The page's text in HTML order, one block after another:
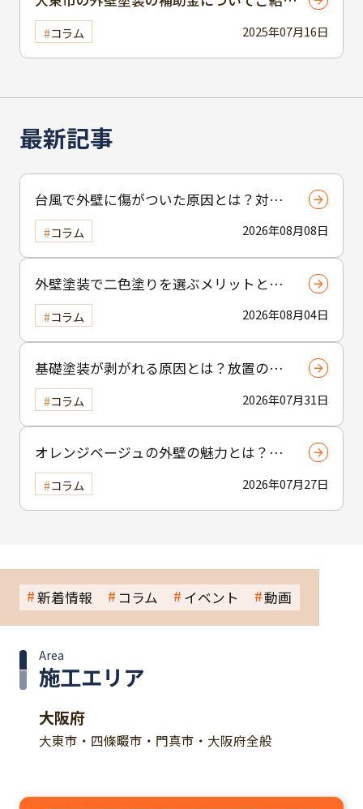
最新記事
台風で外壁に傷がついた原因とは？対応
策を知るためのポイントを解説
2026年08月08日
コラム
外壁塗装で二色塗りを選ぶメリットと
は？おしゃれな外観を実現する塗り分け
テクニック
2026年08月04日
コラム
基礎塗装が剥がれる原因とは？放置のリ
スクについても解説
2026年07月31日
コラム
オレンジベージュの外壁の魅力とは？温
かみと個性を引き出す選び方と注意点2026年07月27日
コラム
2025年07月16日
します！
コラム
新着情報 コラム イベント 動画
施工エリア
Area
大阪府
大東市・四條畷市・門真市・大阪府全般